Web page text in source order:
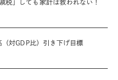
税」しても家計は救われない！
対GDP比）引き下げ目標